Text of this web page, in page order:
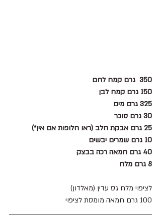
350  גרם קמח לחם
150 גרם קמח לבן
325 גרם מים
30 גרם סוכר
25 גרם אבקת חלב (ראו חלופות אם אין*)
10 גרם שמרים יבשים
40 גרם חמאה רכה בבצק
8 גרם מלח
לציפוי מלח גס עדין (מאלדון)
100 גרם חמאה מומסת לציפוי